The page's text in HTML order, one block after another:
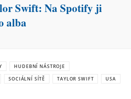
Swift: Na Spotify ji
alba
HUDEBNÍ NÁSTROJE
SOCIÁLNÍ SÍTĚ TAYLOR SWIFT
USA